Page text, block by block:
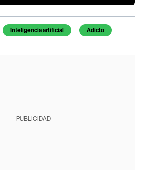
Inteligencia artificial Adicto
PUBLICIDAD